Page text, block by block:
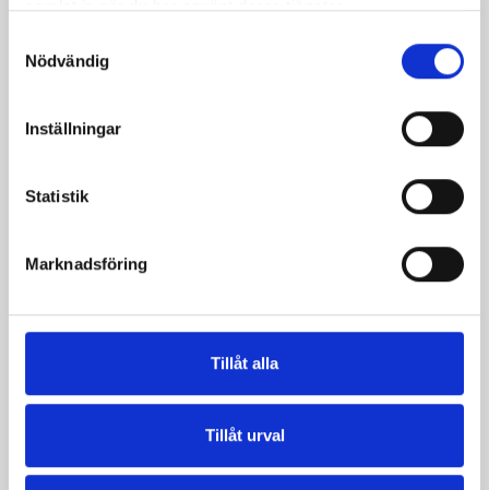
samlat in när du har använt deras tjänster.
Nödvändig
Inställningar
Statistik
Marknadsföring
Tillåt alla
Tillåt urval